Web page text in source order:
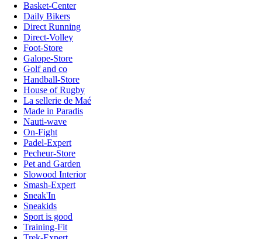
Basket-Center
Daily Bikers
Direct Running
Direct-Volley
Foot-Store
Galope-Store
Golf and co
Handball-Store
House of Rugby
La sellerie de Maé
Made in Paradis
Nauti-wave
On-Fight
Padel-Expert
Pecheur-Store
Pet and Garden
Slowood Interior
Smash-Expert
Sneak'In
Sneakids
Sport is good
Training-Fit